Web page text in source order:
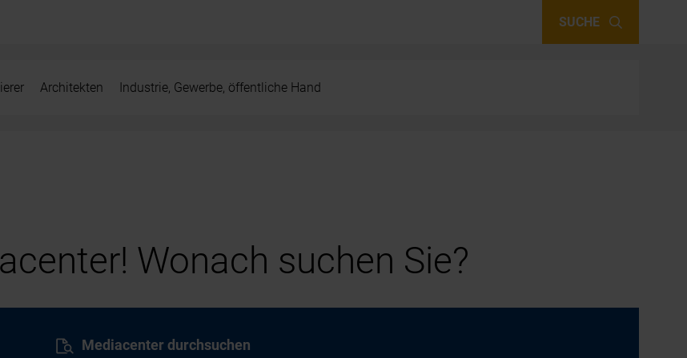
SUCHE
Architekten Industrie, Gewerbe, öffentliche Hand
Wonach suchen Sie?
Mediacenter durchsuchen